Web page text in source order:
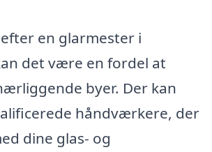
en glarmester i
det være en fordel at
byer. Der kan
håndværkere, der
dine glas- og